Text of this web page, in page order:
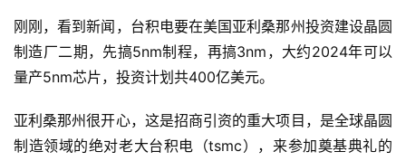
刚刚，看到新闻，台积电要在美国亚利桑那州投资建设晶圆
制造厂二期，先搞5nm制程，再搞3nm，大约2024年可以
量产5nm芯片，投资计划共400亿美元。
亚利桑那州很开心，这是招商引资的重大项目，是全球晶圆
制造领域的绝对老大台积电（tsmc），来参加奠基典礼的